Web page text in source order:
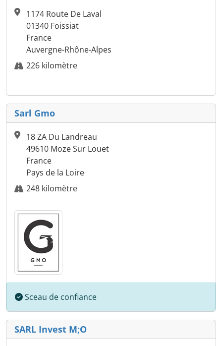
1174 Route De Laval
01340 Foissiat
France
Auvergne-Rhône-Alpes
226 kilomètre
Sarl Gmo
18 ZA Du Landreau
49610 Moze Sur Louet
France
Pays de la Loire
248 kilomètre
Sceau de confiance
SARL Invest M;O